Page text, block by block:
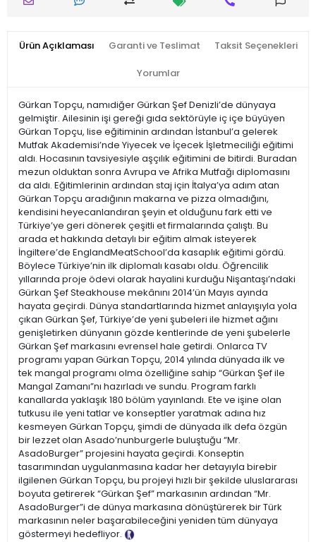
Ürün Açıklaması Garanti ve Teslimat Taksit Seçenekleri
Yorumlar
Gürkan Topçu, namıdiğer Gürkan Şef Denizli’de dünyaya
gelmiştir. Ailesinin işi gereği gıda sektörüyle iç içe büyüyen
Gürkan Topçu, lise eğitiminin ardından İstanbul’a gelerek
Mutfak Akademisi’nde Yiyecek ve İçecek İşletmeciliği eğitimi
aldı. Hocasının tavsiyesiyle aşçılık eğitimini de bitirdi. Buradan
mezun olduktan sonra Avrupa ve Afrika Mutfağı diplomasını
da aldı. Eğitimlerinin ardından staj için İtalya’ya adım atan
Gürkan Topçu aradığının makarna ve pizza olmadığını,
kendisini heyecanlandıran şeyin et olduğunu fark etti ve
Türkiye’ye geri dönerek çeşitli et firmalarında çalıştı. Bu
arada et hakkında detaylı bir eğitim almak isteyerek
İngiltere’de EnglandMeatSchool’da kasaplık eğitimi gördü.
Böylece Türkiye’nin ilk diplomalı kasabı oldu. Öğrencilik
yıllarında proje ödevi olarak hayalini kurduğu Nişantaşı’ndaki
Gürkan Şef Steakhouse mekânını 2014’ün Mayıs ayında
hayata geçirdi. Dünya standartlarında hizmet anlayışıyla yola
çıkan Gürkan Şef, Türkiye’de yeni şubeleri ile hizmet ağını
genişletirken dünyanın gözde kentlerinde de yeni şubelerle
Gürkan Şef markasını evrensel hale getirdi. Onlarca TV
programı yapan Gürkan Topçu, 2014 yılında dünyada ilk ve
tek mangal programı olma özelliğine sahip “Gürkan Şef ile
Mangal Zamanı”nı hazırladı ve sundu. Program farklı
kanallarda yaklaşık 180 bölüm yayınlandı. Ete ve işine olan
tutkusu ile yeni tatlar ve konseptler yaratmak adına hız
kesmeyen Gürkan Topçu, şimdi de dünyada ilk defa özgün
bir lezzet olan Asado’nunburgerle buluştuğu “Mr.
AsadoBurger” projesini hayata geçirdi. Konseptin
tasarımından uygulanmasına kadar her detayıyla birebir
ilgilenen Gürkan Topçu, bu projeyi hızlı bir şekilde uluslararası
boyuta getirerek “Gürkan Şef” markasının ardından “Mr.
AsadoBurger”i de dünya markasına dönüştürerek bir Türk
markasının neler başarabileceğini yeniden tüm dünyaya
göstermeyi hedefliyor.